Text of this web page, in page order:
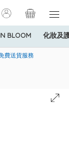
BLOOM 化妝及
簽賬回贈！
費送貨服務
少於HK$600(折